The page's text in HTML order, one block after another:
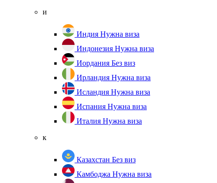
и
Индия Нужна виза
Индонезия Нужна виза
Иордания Без виз
Ирландия Нужна виза
Исландия Нужна виза
Испания Нужна виза
Италия Нужна виза
к
Казахстан Без виз
Камбоджа Нужна виза